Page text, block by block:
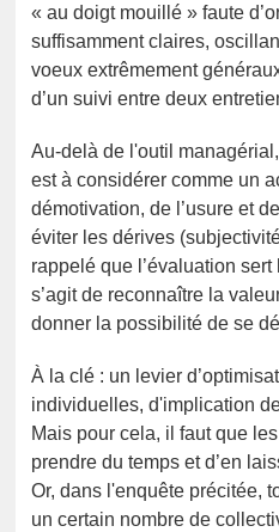
« au doigt mouillé » faute
suffisamment claires,
voeux extrêmement
d’un suivi entre deux
Au-delà de l'outil
est à considérer comme un
démotivation, de l’usure et
éviter les dérives
rappelé que l’évaluation sert
s’agit de reconnaître la
donner la possibilité de se
À la clé : un levier
individuelles, d'implication
Mais pour cela, il faut que
prendre du temps et d’en
Or, dans l'enquête précitée,
un certain nombre de